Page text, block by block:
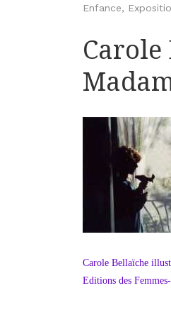
Enfance,
Carole
Carole Bellaïche
Editions des